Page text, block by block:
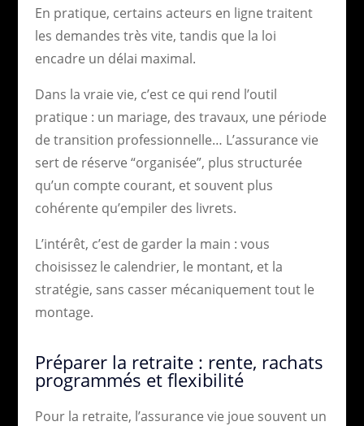
En pratique, certains acteurs en ligne traitent
les demandes très vite, tandis que la loi
encadre un délai maximal.
Dans la vraie vie, c’est ce qui rend l’outil
pratique : un mariage, des travaux, une période
de transition professionnelle… L’assurance vie
sert de réserve “organisée”, plus structurée
qu’un compte courant, et souvent plus
cohérente qu’empiler des livrets.
L’intérêt, c’est de garder la main : vous
choisissez le calendrier, le montant, et la
stratégie, sans casser mécaniquement tout le
montage.
Préparer la retraite : rente, rachats
programmés et flexibilité
Pour la retraite, l’assurance vie joue souvent un